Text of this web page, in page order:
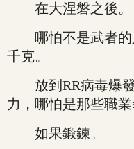
在大涅磐之後。
哪怕不是武者的
千克。
放到RR病毒爆發
力，哪怕是那些職
如果鍛鍊。